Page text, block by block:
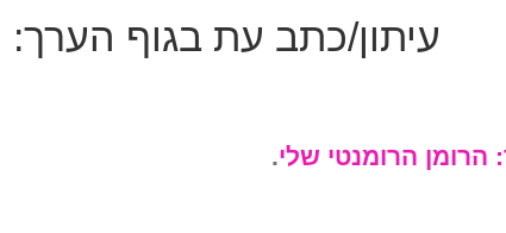
עיתון/כתב עת בגוף הערך:
הרומן הרומנטי שלי.